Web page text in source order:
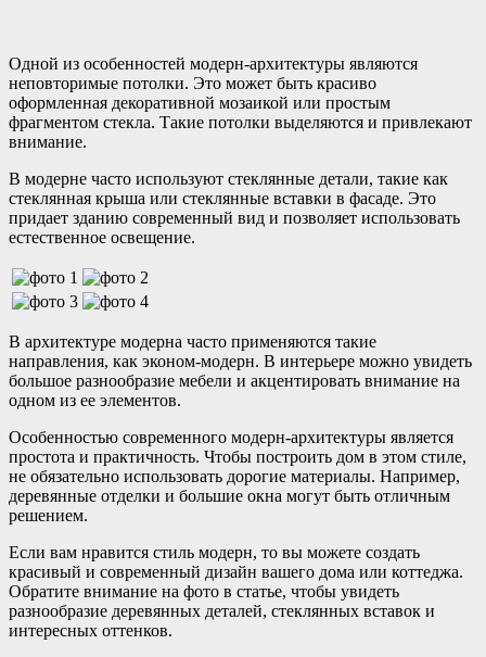
Одной из особенностей модерн-архитектуры являются
неповторимые потолки. Это может быть красиво
оформленная декоративной мозаикой или простым
фрагментом стекла. Такие потолки выделяются и привлекают
внимание.
В модерне часто используют стеклянные детали, такие как
стеклянная крыша или стеклянные вставки в фасаде. Это
придает зданию современный вид и позволяет использовать
естественное освещение.
В архитектуре модерна часто применяются такие
направления, как эконом-модерн. В интерьере можно увидеть
большое разнообразие мебели и акцентировать внимание на
одном из ее элементов.
Особенностью современного модерн-архитектуры является
простота и практичность. Чтобы построить дом в этом стиле,
не обязательно использовать дорогие материалы. Например,
деревянные отделки и большие окна могут быть отличным
решением.
Если вам нравится стиль модерн, то вы можете создать
красивый и современный дизайн вашего дома или коттеджа.
Обратите внимание на фото в статье, чтобы увидеть
разнообразие деревянных деталей, стеклянных вставок и
интересных оттенков.